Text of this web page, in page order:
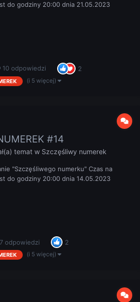
do godziny 20:00 dnia 21.05.2023
10 odpowiedzi 2
(i 5 więcej)
#14
temat w Szczęśliwy numerek
"Szczęśliwego numerku" Czas na
do godziny 20:00 dnia 14.05.2023
7 odpowiedzi 2
(i 5 więcej)